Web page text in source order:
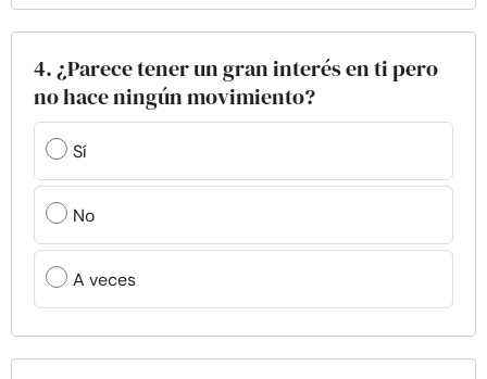
4. ¿Parece tener un gran interés en ti pero
no hace ningún movimiento?
Sí
No
A veces